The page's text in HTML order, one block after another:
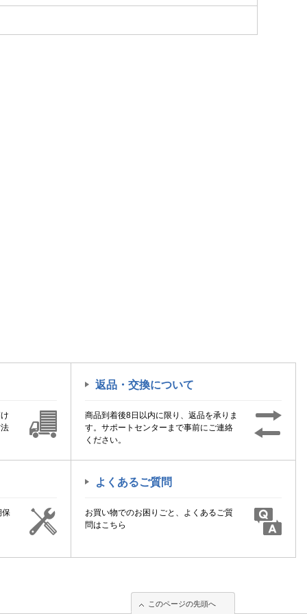
返品・交換について
商品到着後8日以内に限り、返品を承りま
す。サポートセンターまで事前にご連絡
ください。
保
よくあるご質問
お買い物でのお困りごと、よくあるご質
問はこちら
このページの先頭へ
このページの先頭へ